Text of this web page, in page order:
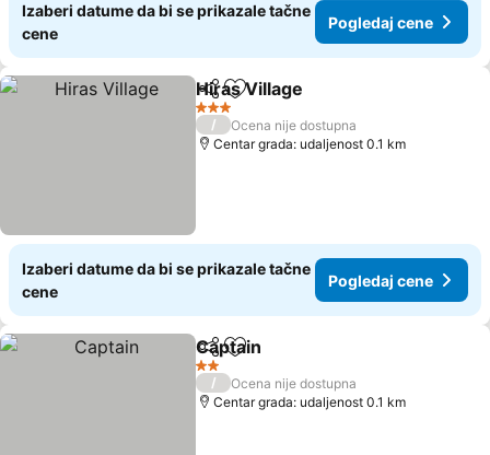
Izaberi datume da bi se prikazale tačne
cene
Pogledaj cene
Deli Dodati u favorite
Hiras Village
3 Zvezdice
/
Ocena nije dostupna
Centar grada: udaljenost 0.1 km
Izaberi datume da bi se prikazale tačne
cene
Pogledaj cene
Deli Dodati u favorite
Captain
2 Zvezdice
/
Ocena nije dostupna
Centar grada: udaljenost 0.1 km